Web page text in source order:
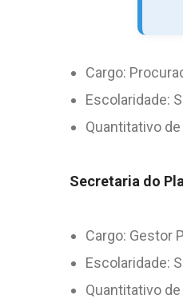
Cargo:
Escolaridade:
Quantitativo de
Secretaria do
Cargo: Gestor
Escolaridade:
Quantitativo de